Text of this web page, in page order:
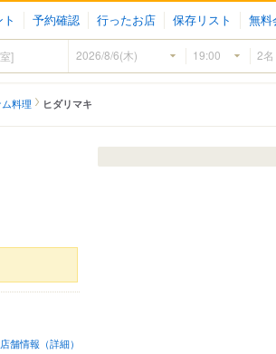
予約確認 行ったお店 保存リスト 無料
料理 ヒダリマキ
店舗情報（詳細）